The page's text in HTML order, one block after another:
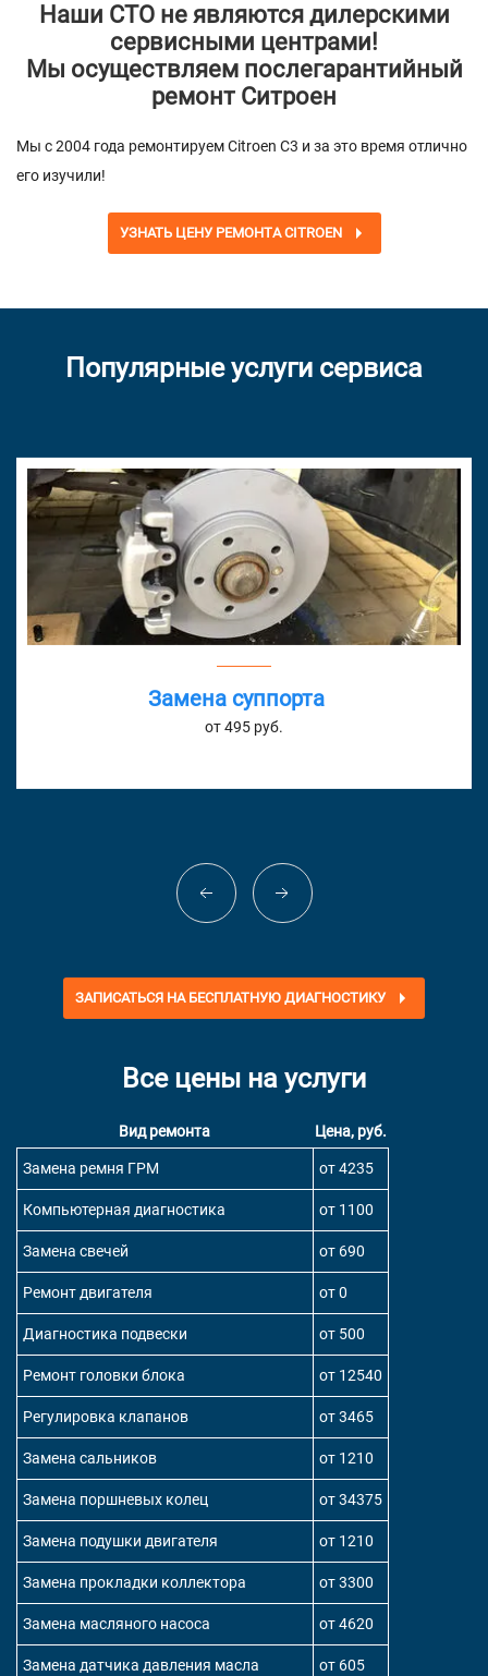
Наши СТО не являются дилерскими
сервисными центрами!
Мы осуществляем послегарантийный
ремонт Ситроен
Мы с 2004 года ремонтируем Citroen C3 и за это время отлично
его изучили!
УЗНАТЬ ЦЕНУ РЕМОНТА CITROEN
Популярные услуги сервиса
Замена суппорта
от 495 руб.
ЗАПИСАТЬСЯ НА БЕСПЛАТНУЮ ДИАГНОСТИКУ
Все цены на услуги
Вид ремонта
Цена, руб.
Замена ремня ГРМ
от 4235
Компьютерная диагностика от 1100
Замена свечей от 690
Ремонт двигателя от 0
Диагностика подвески от 500
Ремонт головки блока от 12540
Регулировка клапанов от 3465
Замена сальников от 1210
Замена поршневых колец от 34375
Замена подушки двигателя от 1210
Замена прокладки коллектора от 3300
Замена масляного насоса от 4620
Замена датчика давления масла от 605